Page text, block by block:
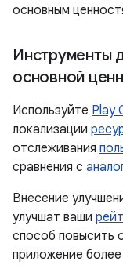
основным
Инструменты
основной
Используйте Play
локализации
отслеживания
сравнения с
Внесение
улучшат ваши
способ повысить
приложение